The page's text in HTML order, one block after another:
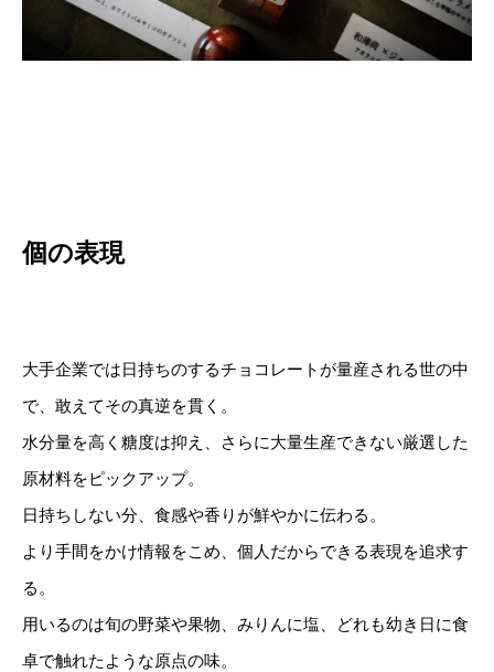
個の表現
大手企業では日持ちのするチョコレートが量産される世の中
で、敢えてその真逆を貫く。
水分量を高く糖度は抑え、さらに大量生産できない厳選した
原材料をピックアップ。
日持ちしない分、食感や香りが鮮やかに伝わる。
より手間をかけ情報をこめ、個人だからできる表現を追求す
る。
用いるのは旬の野菜や果物、みりんに塩、どれも幼き日に食
卓で触れたような原点の味。